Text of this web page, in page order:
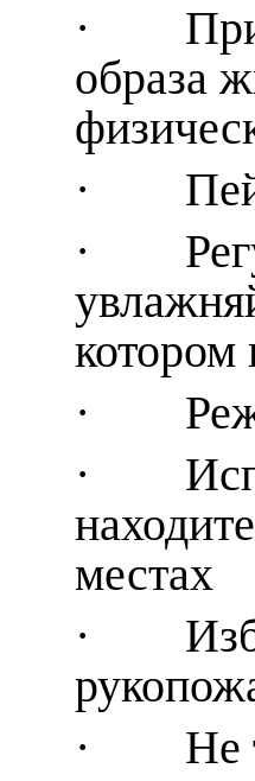
·
образа
·
·
котором
· Реже
·
местах
·
· Не